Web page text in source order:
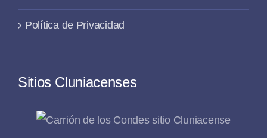
Política de Privacidad
Sitios Cluniacenses